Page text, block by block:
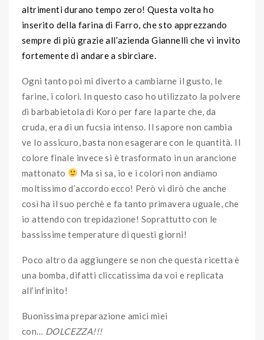
altrimenti durano tempo zero! Questa volta ho
inserito della farina di Farro, che sto apprezzando
sempre di più grazie all’azienda Giannelli che vi invito
fortemente di andare a sbirciare.
Ogni tanto poi mi diverto a cambiarne il gusto, le
farine, i colori. In questo caso ho utilizzato la polvere
di barbabietola di Koro per fare la parte che, da
cruda, era di un fucsia intenso. Il sapore non cambia
ve lo assicuro, basta non esagerare con le quantità. Il
colore finale invece si è trasformato in un arancione
mattonato
Ma si sa, io e i colori non andiamo
moltissimo d’accordo ecco! Però vi dirò che anche
così ha il suo perchè e fa tanto primavera uguale, che
io attendo con trepidazione! Soprattutto con le
bassissime temperature di questi giorni!
Poco altro da aggiungere se non che questa ricetta è
una bomba, difatti cliccatissima da voi e replicata
all’infinito!
Buonissima preparazione amici miei
con… DOLCEZZA!!!